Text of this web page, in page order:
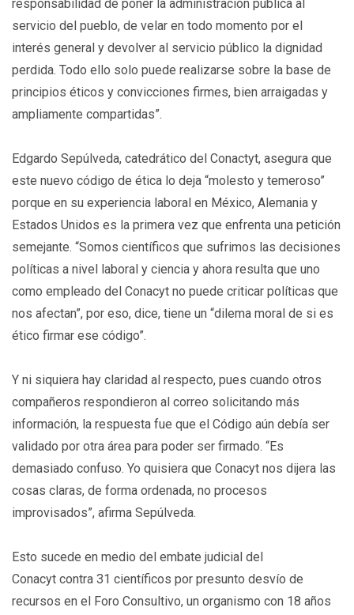
responsabilidad de poner la administración pública al
servicio del pueblo, de velar en todo momento por el
interés general y devolver al servicio público la dignidad
perdida. Todo ello solo puede realizarse sobre la base de
principios éticos y convicciones firmes, bien arraigadas y
ampliamente compartidas”.
Edgardo Sepúlveda, catedrático del Conactyt, asegura que
este nuevo código de ética lo deja “molesto y temeroso”
porque en su experiencia laboral en México, Alemania y
Estados Unidos es la primera vez que enfrenta una petición
semejante. “Somos científicos que sufrimos las decisiones
políticas a nivel laboral y ciencia y ahora resulta que uno
como empleado del Conacyt no puede criticar políticas que
nos afectan”, por eso, dice, tiene un “dilema moral de si es
ético firmar ese código”.
Y ni siquiera hay claridad al respecto, pues cuando otros
compañeros respondieron al correo solicitando más
información, la respuesta fue que el Código aún debía ser
validado por otra área para poder ser firmado. “Es
demasiado confuso. Yo quisiera que Conacyt nos dijera las
cosas claras, de forma ordenada, no procesos
improvisados”, afirma Sepúlveda.
Esto sucede en medio del embate judicial del
Conacyt contra 31 científicos por presunto desvío de
recursos en el Foro Consultivo, un organismo con 18 años